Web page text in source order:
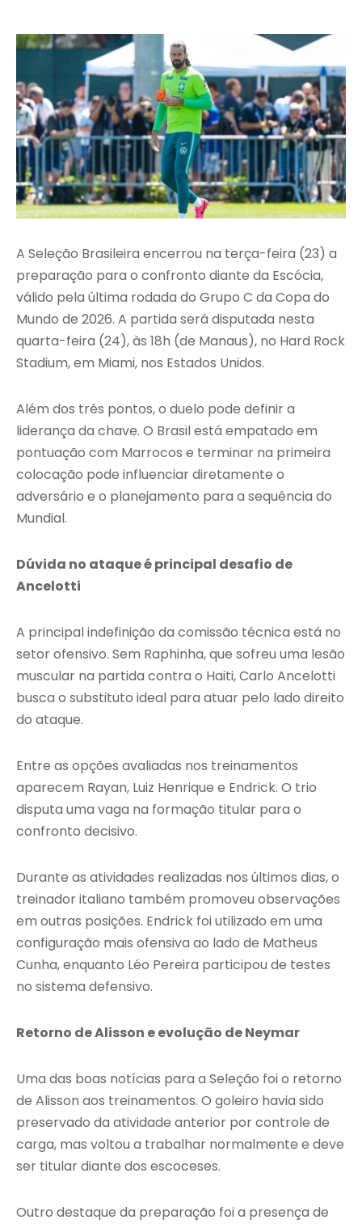
A Seleção Brasileira encerrou na terça-feira (23) a
preparação para o confronto diante da Escócia,
válido pela última rodada do Grupo C da Copa do
Mundo de 2026. A partida será disputada nesta
quarta-feira (24), às 18h (de Manaus), no Hard Rock
Stadium, em Miami, nos Estados Unidos.
Além dos três pontos, o duelo pode definir a
liderança da chave. O Brasil está empatado em
pontuação com Marrocos e terminar na primeira
colocação pode influenciar diretamente o
adversário e o planejamento para a sequência do
Mundial.
Dúvida no ataque é principal desafio de
Ancelotti
A principal indefinição da comissão técnica está no
setor ofensivo. Sem Raphinha, que sofreu uma lesão
muscular na partida contra o Haiti, Carlo Ancelotti
busca o substituto ideal para atuar pelo lado direito
do ataque.
Entre as opções avaliadas nos treinamentos
aparecem Rayan, Luiz Henrique e Endrick. O trio
disputa uma vaga na formação titular para o
confronto decisivo.
Durante as atividades realizadas nos últimos dias, o
treinador italiano também promoveu observações
em outras posições. Endrick foi utilizado em uma
configuração mais ofensiva ao lado de Matheus
Cunha, enquanto Léo Pereira participou de testes
no sistema defensivo.
Retorno de Alisson e evolução de Neymar
Uma das boas notícias para a Seleção foi o retorno
de Alisson aos treinamentos. O goleiro havia sido
preservado da atividade anterior por controle de
carga, mas voltou a trabalhar normalmente e deve
ser titular diante dos escoceses.
Outro destaque da preparação foi a presença de